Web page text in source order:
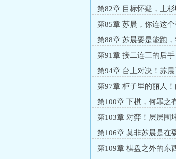
第82章 目标怀疑，上杉
第85章 苏晨，你连这个
第88章 苏晨要是能跑，
第91章 接二连三的后手
第94章 台上对决！苏晨
第97章 柜子里的丽人！
第100章 下棋，何罪之
第103章 对弈！层层围
第106章 莫非苏晨是在
第109章 棋盘之外的东